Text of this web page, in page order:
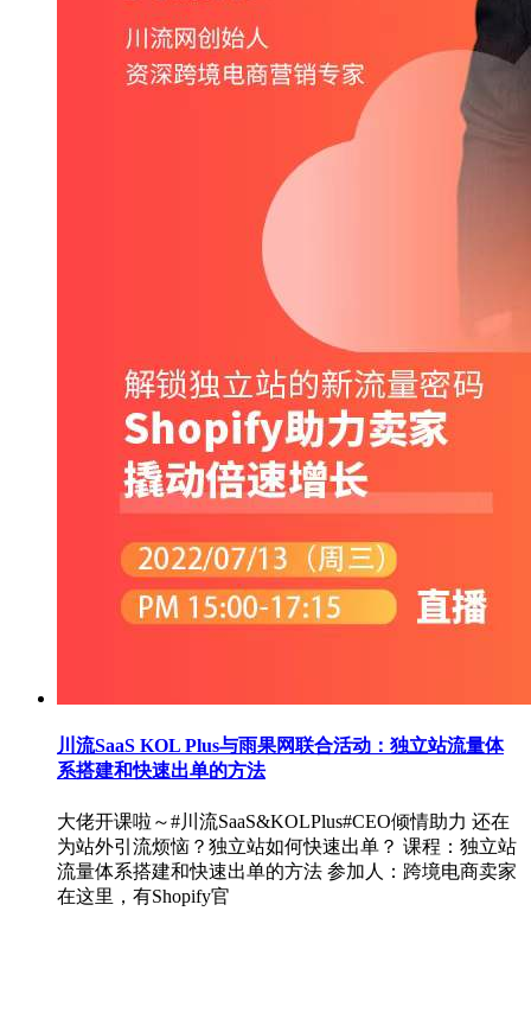
川流SaaS KOL Plus与雨果网联合活动：独立站流量体
系搭建和快速出单的方法
大佬开课啦～#川流SaaS&KOLPlus#CEO倾情助力 还在
为站外引流烦恼？独立站如何快速出单？ 课程：独立站
流量体系搭建和快速出单的方法 参加人：跨境电商卖家
在这里，有Shopify官